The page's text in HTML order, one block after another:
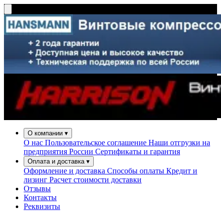
О компании ▾
О нас Пользовательское соглашение Наши отгрузки на
предприятия России Сертификаты и гарантия
Оплата и доставка ▾
Оформление и доставка Способы оплаты Кредит и
лизинг Расчет стоимости доставки
Отзывы
Контакты
Реквизиты